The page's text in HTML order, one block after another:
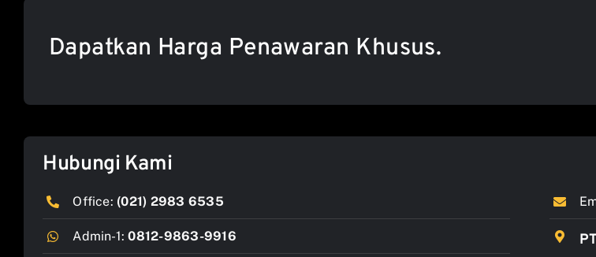
Dapatkan Harga Penawaran Khusus.
Hubungi Kami
Office: (021) 2983 6535
Admin-1:0812-9863-9916